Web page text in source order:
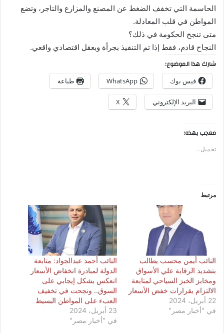
الحاسمة التي تخفف الضغط عن المصنع والمزارع والتاجر، وتضع
المواطن في قلب المعادلة.
متى تنجح الحكومة في ذلك؟
النجاح قادم، فقط إذا تم التنفيذ بجرأة وبعقل اقتصادي واقعي.
شارك هذا الموضوع:
فيس بوك WhatsApp طباعة
البريد الإلكتروني X
معجب بهذه:
تحميل...
مرتبط
النائب أيمن محسب يطالب
بتشديد الرقابة علي الأسواق
ومخابز الخبز السياحي لمتابعة
الالتزام بقرارات خفض الأسعار
22 أبريل، 2024
في "أخبار مصر"
النائب أحمد عبدالجواد: متابعة
الدولة لمبادرة انخفاض الأسعار
انعكس بشكل إيجابي على
السوق.. ونجحت في تخفيف
العبء على المواطن البسيط
23 أبريل، 2024
في "أخبار مصر"